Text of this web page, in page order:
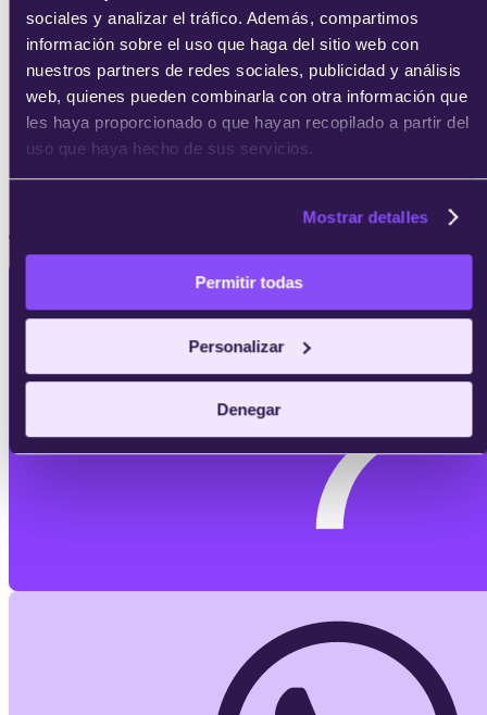
sociales y analizar el tráfico. Además, compartimos
información sobre el uso que haga del sitio web con
nuestros partners de redes sociales, publicidad y análisis
web, quienes pueden combinarla con otra información que
les haya proporcionado o que hayan recopilado a partir del
uso que haya hecho de sus servicios.
Mostrar detalles
Permitir todas
Personalizar
Denegar
conocimiento para presentarte a las
certificaciones más valoradas por las empresas.
Microsoft certified: Azure AI Fundamentals (AI-900)
¿Buscas alguna de estas certificaciones?
información